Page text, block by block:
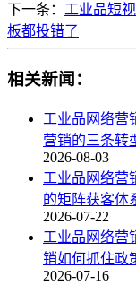
下一条： 工业品短
板都投错了
相关新闻：
工业品网络营
营销的三条转
2026-08-03
工业品网络营
的矩阵获客体
2026-07-22
工业品网络营
销如何抓住政
2026-07-16